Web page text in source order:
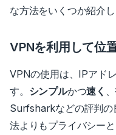
な方法をいくつか紹介し
VPNを利用して位
VPNの使用は、IPアド
す。 シンプルかつ速く
Surfsharkなどの評判の
法よりもプライバシー